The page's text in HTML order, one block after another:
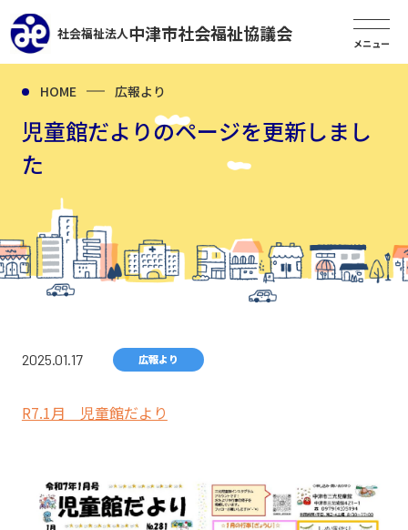
社会福祉法人中津市社会福祉協議会
HOME 広報より
児童館だよりのページを更新しまし
た
2025.01.17 広報より
R7.1月 児童館だより